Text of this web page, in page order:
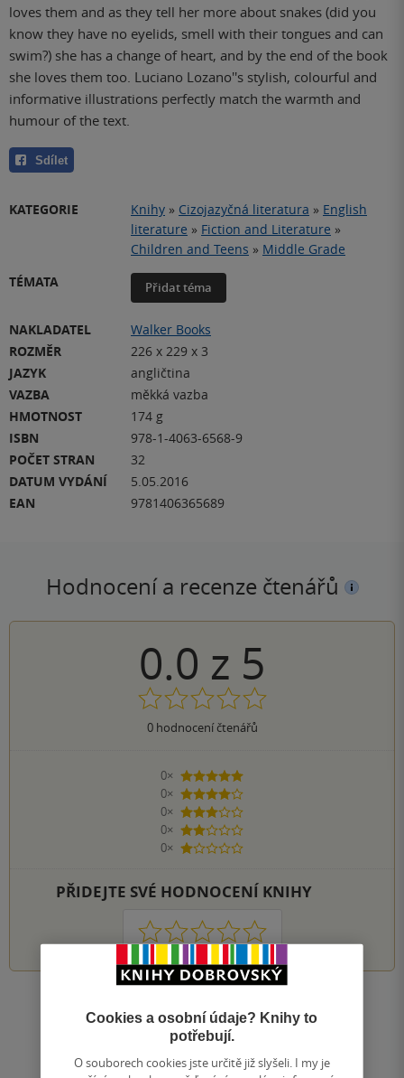
loves them and as they tell her more about snakes (did you
know they have no eyelids, smell with their tongues and can
swim?) she has a change of heart, and by the end of the book
she loves them too. Luciano Lozano''s stylish, colourful and
informative illustrations perfectly match the warmth and
humour of the text.
Sdílet
KATEGORIE Knihy » Cizojazyčná literatura » English
literature » Fiction and Literature »
Children and Teens » Middle Grade
TÉMATA
Přidat téma
NAKLADATEL
Walker Books
ROZMĚR
226 x 229 x 3
JAZYK
angličtina
VAZBA
měkká vazba
HMOTNOST
174 g
ISBN
978-1-4063-6568-9
POČET STRAN
32
DATUM VYDÁNÍ
5.05.2016
EAN
9781406365689
Hodnocení a recenze čtenářů
0.0 z 5
0hodnocení čtenářů
0×
5 hvězdiček
0×
4 hvězdičky
0×
3 hvězdičky
0×
2 hvězdičky
0×
1 hvezdička
PŘIDEJTE SVÉ HODNOCENÍ KNIHY
1 2 3 4 5
Přidat hodnocení
Cookies a osobní údaje? Knihy to
potřebují.
O souborech cookies jste určitě již slyšeli. I my je